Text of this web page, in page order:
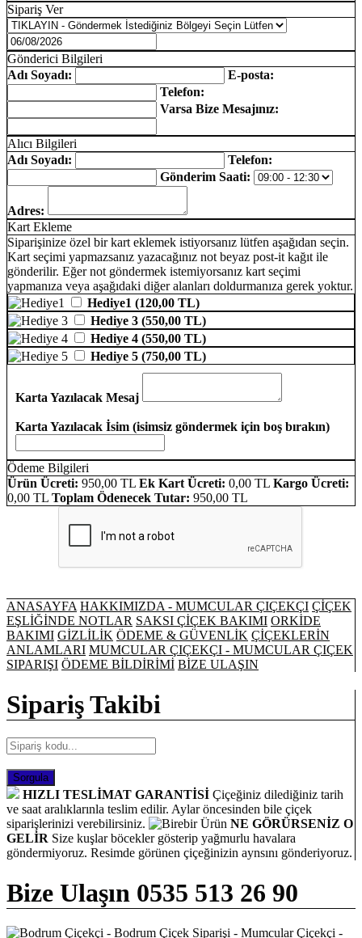
Sipariş Ver
Gönderici Bilgileri
Adı Soyadı:
E-posta:
Telefon:
Varsa Bize Mesajınız:
Alıcı Bilgileri
Adı Soyadı:
Telefon:
Gönderim Saati:
Adres:
Kart Ekleme
Siparişinize özel bir kart eklemek istiyorsanız lütfen aşağıdan seçin.
Kart seçimi yapmazsanız yazacağınız not beyaz post-it kağıt ile
gönderilir. Eğer not göndermek istemiyorsanız kart seçimi
yapmanıza veya aşağıdaki diğer alanları doldurmanıza gerek yoktur.
Hediye1 (120,00 TL)
Hediye 3 (550,00 TL)
Hediye 4 (550,00 TL)
Hediye 5 (750,00 TL)
Karta Yazılacak Mesaj
Karta Yazılacak İsim (isimsiz göndermek için boş bırakın)
Ödeme Bilgileri
Ürün Ücreti: 950,00 TL Ek Kart Ücreti: 0,00 TL Kargo Ücreti:
0,00 TL Toplam Ödenecek Tutar: 950,00 TL
ANASAYFA HAKKIMIZDA - MUMCULAR ÇIÇEKÇI ÇİÇEK
EŞLİĞİNDE NOTLAR SAKSI ÇİÇEK BAKIMI ORKİDE
BAKIMI GİZLİLİK ÖDEME & GÜVENLİK ÇİÇEKLERİN
ANLAMLARI MUMCULAR ÇIÇEKÇI - MUMCULAR ÇIÇEK
SIPARIŞI ÖDEME BİLDİRİMİ BİZE ULAŞIN
Sipariş Takibi
HIZLI TESLİMAT GARANTİSİ Çiçeğiniz dilediğiniz tarih
ve saat aralıklarınla teslim edilir. Aylar öncesinden bile çiçek
siparişlerinizi verebilirsiniz.
NE GÖRÜRSENİZ O
GELİR Size kuşlar böcekler gösterip yağmurlu havalara
göndermiyoruz. Resimde görünen çiçeğinizin aynsını gönderiyoruz.
Bize Ulaşın 0535 513 26 90